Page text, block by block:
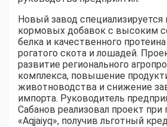
Новый завод специализируется
кормовых добавок с высоким
белка и качественного
рогатого скота и лошадей.
развитие регионального
комплекса, повышение
животноводства и снижение
импорта. Руководитель
Сабанов реализовал проект
«Aqjaiyq», получив льготный